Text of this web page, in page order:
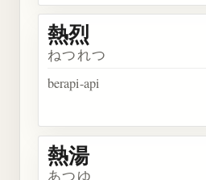
熱烈
ねつれつ
berapi-api
熱湯
あつゆ